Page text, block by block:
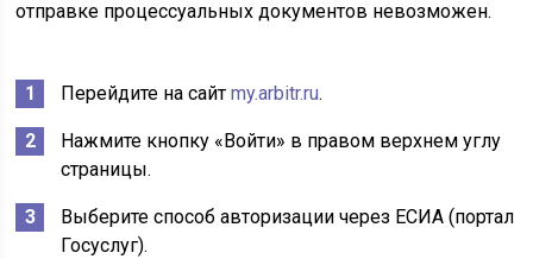
отправке процессуальных документов невозможен.
Перейдите на сайтmy.arbitr.ru.
Нажмите кнопку «Войти» в правом верхнем углу
страницы.
Выберите способ авторизации через ЕСИА (портал
Госуслуг).